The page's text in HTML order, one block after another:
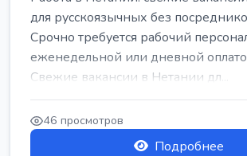
для русскоязычных без
Срочно требуется рабочий
еженедельной или дневной
Свежие вакансии в Нетании дл...
46 просмотров
Подробнее